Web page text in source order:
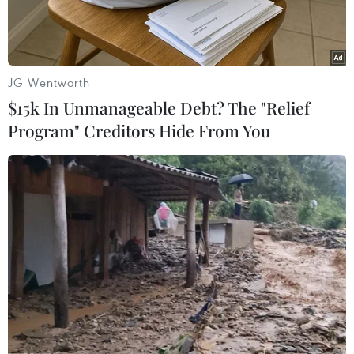
Ảnh minh họa. (Nguồn: DeviantArt)
Ngày 28/11, mạng tin quốc phòng Ấn Độ cho
biết nước này đã hoàn tất việc chuyển giao 4
trực thăng chiến đấu cho Không quân
Afghanistan.
JG Wentworth
$15k In Unmanageable Debt? The "Relief
Program" Creditors Hide From You